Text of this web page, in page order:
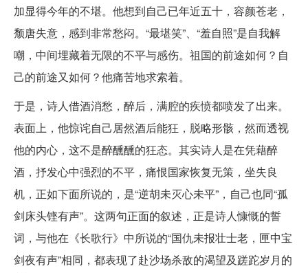
加显得今年的不堪。他想到自己已年近五十，容颜苍老，
颓唐失意，感到非常愁闷。“最堪笑”、“羞自照”是自我解
嘲，中间埋藏着无限的不平与感伤。祖国的前途如何？自
己的前途又如何？他痛苦地求索着。
于是，诗人借酒消愁，醉后，满腔的疾愤都喷发了出来。
表面上，他惊诧自己居然酒后能狂，脱略形骸，然而透视
他的内心，这不是醉醺醺的狂态。其实诗人是在凭藉醉
酒，抒发心中强烈的不平，痛恨国家恢复无策，坐失良
机，正如下面所说的，是“逆胡未灭心未平”，自己也同“孤
剑床头铿有声”。这两句正面的叙述，正是诗人慷慨的誓
词，与他在《长歌行》中所说的“国仇未报壮士老，匣中宝
剑夜有声”相同，都表现了赴沙场杀敌的渴望及蹉跎岁月的